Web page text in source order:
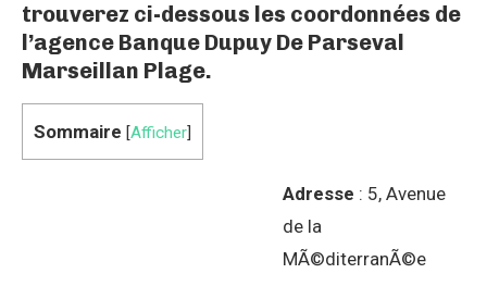
trouverez ci-dessous les coordonnées de
l’agence Banque Dupuy De Parseval
Marseillan Plage.
Sommaire [Afficher]
Adresse : 5, Avenue
de la
MÃ©diterranÃ©e